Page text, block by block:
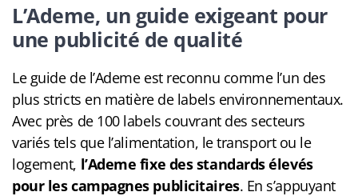
L’Ademe, un guide exigeant pour
une publicité de qualité
Le guide de l’Ademe est reconnu comme l’un des
plus stricts en matière de labels environnementaux.
Avec près de 100 labels couvrant des secteurs
variés tels que l’alimentation, le transport ou le
logement, l’Ademe fixe des standards élevés
pour les campagnes publicitaires. En s’appuyant